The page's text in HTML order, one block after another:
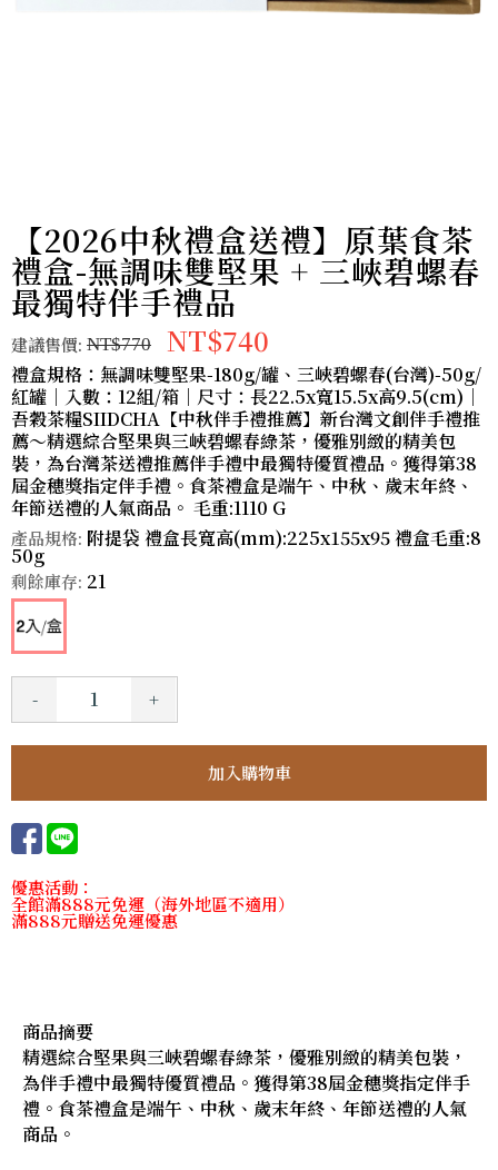
【2026中秋禮盒送禮】原葉食茶
禮盒-無調味雙堅果 + 三峽碧螺春
最獨特伴手禮品
建議售價: NT$770 NT$740
禮盒規格：無調味雙堅果-180g/罐、三峽碧螺春(台灣)-50g/
紅罐｜入數：12組/箱｜尺寸：長22.5x寬15.5x高9.5(cm)｜
吾穀茶糧SIIDCHA【中秋伴手禮推薦】新台灣文創伴手禮推
薦～精選綜合堅果與三峽碧螺春綠茶，優雅別緻的精美包
裝，為台灣茶送禮推薦伴手禮中最獨特優質禮品。獲得第38
屆金穗獎指定伴手禮。食茶禮盒是端午、中秋、歲末年終、
年節送禮的人氣商品。 毛重:1110 G
產品規格: 附提袋 禮盒長寬高(mm):225x155x95 禮盒毛重:8
50g
剩餘庫存: 21
- +
優惠活動：
全館滿888元免運（海外地區不適用）
滿888元贈送免運優惠
商品摘要
精選綜合堅果與三峽碧螺春綠茶，優雅別緻的精美包裝，
為伴手禮中最獨特優質禮品。獲得第38屆金穗獎指定伴手
禮。食茶禮盒是端午、中秋、歲末年終、年節送禮的人氣
商品。